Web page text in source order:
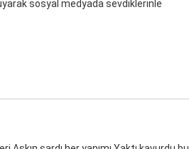
sosyal medyada sevdiklerinle